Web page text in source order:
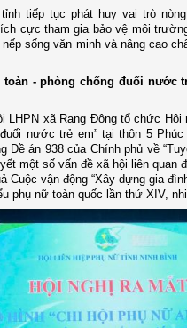
tiếp tục phát huy vai trò
cực tham gia bảo vệ môi
sống văn minh và nâng cao
- phòng chống đuối nước
LHPN xã Rạng Đông tổ chức Hội
nước trẻ em” tại thôn 5
Đề án 938 của Chính phủ về
một số vấn đề xã hội liên quan
Cuộc vận động “Xây dựng gia
phụ nữ toàn quốc lần thứ XIV,